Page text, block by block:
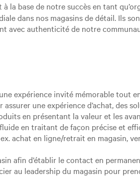
la base de notre succès en tant
dans nos magasins de détail. Ils
avec authenticité de notre
expérience invité mémorable tout
une expérience d’achat, des
en présentant la valeur et les
en traitant de façon précise et
achat en ligne/retrait en magasin,
afin d’établir le contact en
au leadership du magasin pour